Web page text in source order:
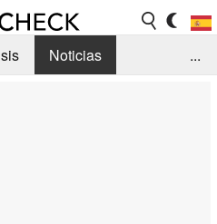
Noticias
...